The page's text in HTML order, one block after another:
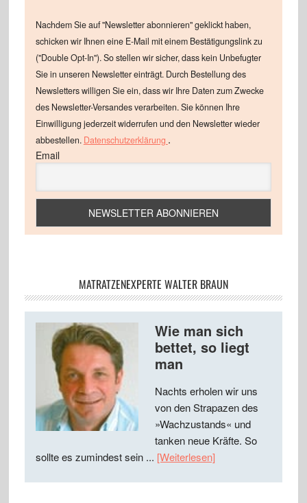
Nachdem Sie auf "Newsletter abonnieren" geklickt haben,
schicken wir Ihnen eine E-Mail mit einem Bestätigungslink zu
("Double Opt-In"). So stellen wir sicher, dass kein Unbefugter
Sie in unseren Newsletter einträgt. Durch Bestellung des
Newsletters willigen Sie ein, dass wir Ihre Daten zum Zwecke
des Newsletter-Versandes verarbeiten. Sie können Ihre
Einwilligung jederzeit widerrufen und den Newsletter wieder
abbestellen. Datenschutzerklärung .
Email
MATRATZENEXPERTE WALTER BRAUN
Wie man sich
bettet, so liegt
man
Nachts erholen wir uns
von den Strapazen des
»Wachzustands« und
tanken neue Kräfte. So
sollte es zumindest sein ... [Weiterlesen]